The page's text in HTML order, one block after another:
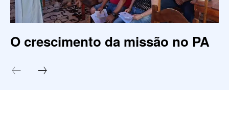
O crescimento da missão no PA